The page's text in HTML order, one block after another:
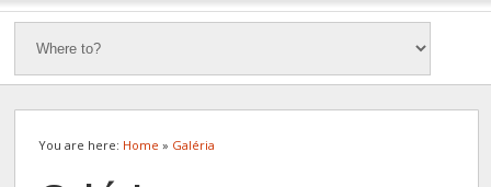
You are here: Home » Galéria